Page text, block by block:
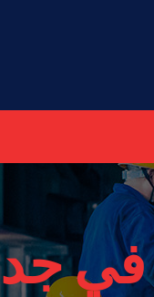
في